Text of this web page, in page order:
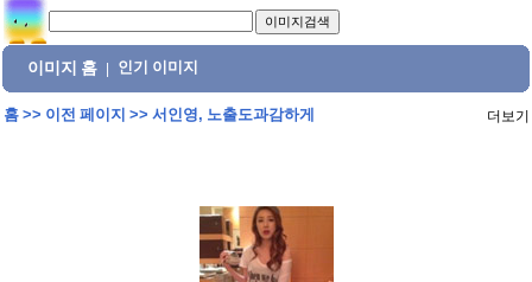
이미지 홈 인기 이미지
홈>> 이전 페이지 >> 서인영, 노출도과감하게 더보기